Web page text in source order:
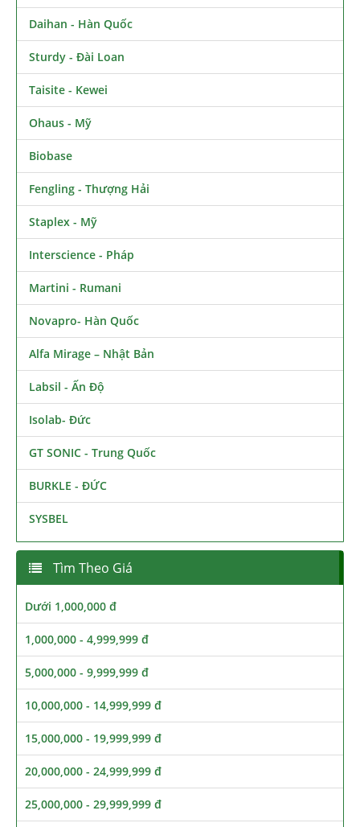
Daihan - Hàn Quốc
Sturdy - Đài Loan
Taisite - Kewei
Ohaus - Mỹ
Biobase
Fengling - Thượng Hải
Staplex - Mỹ
Interscience - Pháp
Martini - Rumani
Novapro- Hàn Quốc
Alfa Mirage – Nhật Bản
Labsil - Ấn Độ
Isolab- Đức
GT SONIC - Trung Quốc
BURKLE - ĐỨC
SYSBEL
Tìm Theo Giá
Dưới 1,000,000 đ
1,000,000 - 4,999,999 đ
5,000,000 - 9,999,999 đ
10,000,000 - 14,999,999 đ
15,000,000 - 19,999,999 đ
20,000,000 - 24,999,999 đ
25,000,000 - 29,999,999 đ